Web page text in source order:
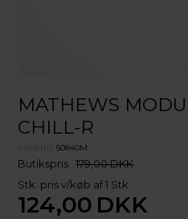
MATHEWS
CHILL-R
VARENR.50840M
Butikspris 179,00 DKK
Stk. pris v/køb af 1 Stk
124,00 DKK